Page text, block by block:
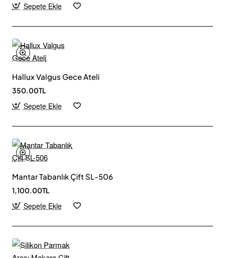
Sepete Ekle
Hallux Valgus Gece Ateli
350.00TL
Sepete Ekle
Mantar Tabanlık Çift SL-506
1,100.00TL
Sepete Ekle